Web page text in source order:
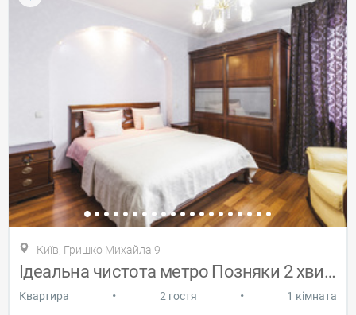
Київ, Гришко Михайла 9
Ідеальна чистота метро Позняки 2 хвилини
Квартира • 2 гостя • 1 кімната